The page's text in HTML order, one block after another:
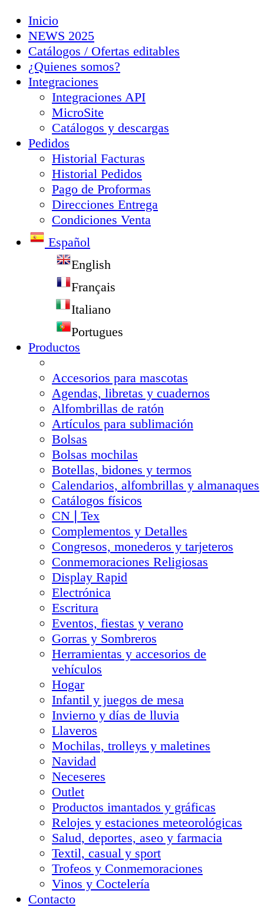
Inicio
NEWS 2025
Catálogos / Ofertas editables
¿Quienes somos?
Integraciones
Integraciones API
MicroSite
Catálogos y descargas
Pedidos
Historial Facturas
Historial Pedidos
Pago de Proformas
Direcciones Entrega
Condiciones Venta
Español
English
Français
Italiano
Portugues
Productos
Accesorios para mascotas
Agendas, libretas y cuadernos
Alfombrillas de ratón
Artículos para sublimación
Bolsas
Bolsas mochilas
Botellas, bidones y termos
Calendarios, alfombrillas y almanaques
Catálogos físicos
CN❘Tex
Complementos y Detalles
Congresos, monederos y tarjeteros
Conmemoraciones Religiosas
Display Rapid
Electrónica
Escritura
Eventos, fiestas y verano
Gorras y Sombreros
Herramientas y accesorios de
vehículos
Hogar
Infantil y juegos de mesa
Invierno y días de lluvia
Llaveros
Mochilas, trolleys y maletines
Navidad
Neceseres
Outlet
Productos imantados y gráficas
Relojes y estaciones meteorológicas
Salud, deportes, aseo y farmacia
Textil, casual y sport
Trofeos y Conmemoraciones
Vinos y Coctelería
Contacto